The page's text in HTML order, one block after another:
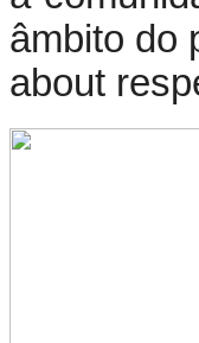
âmbito do
about